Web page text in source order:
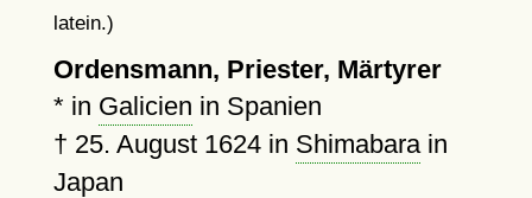
latein.)
Ordensmann, Priester, Märtyrer
* in Galicien in Spanien
† 25. August 1624in Shimabarain
Japan